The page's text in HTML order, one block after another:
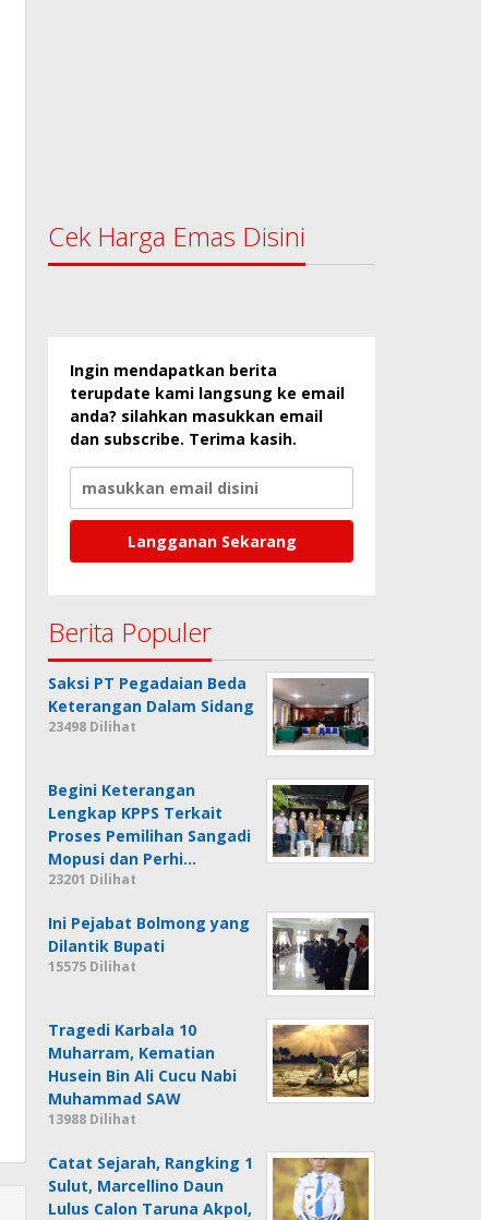
Cek Harga Emas Disini
Ingin mendapatkan berita
terupdate kami langsung ke email
anda? silahkan masukkan email
dan subscribe. Terima kasih.
Berita Populer
Saksi PT Pegadaian Beda
Keterangan Dalam Sidang
23498 Dilihat
Begini Keterangan
Lengkap KPPS Terkait
Proses Pemilihan Sangadi
Mopusi dan Perhi…
23201 Dilihat
Ini Pejabat Bolmong yang
Dilantik Bupati
15575 Dilihat
Tragedi Karbala 10
Muharram, Kematian
Husein Bin Ali Cucu Nabi
Muhammad SAW
13988 Dilihat
Catat Sejarah, Rangking 1
Sulut, Marcellino Daun
Lulus Calon Taruna Akpol,